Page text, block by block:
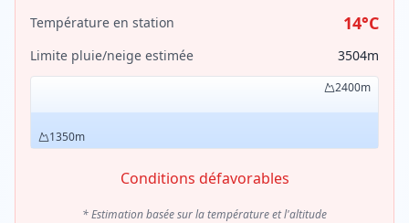
Température en station 14°C
Limite pluie/neige estimée 3504m
1350m
2400m
Conditions défavorables
* Estimation basée sur la température et l'altitude